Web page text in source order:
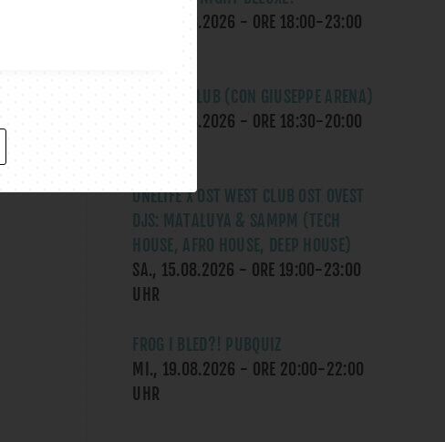
DO., 13.08.2026 - ORE 18:00-23:00
YOGA AL CLUB (CON GIUSEPPE ARENA)
DO., 13.08.2026 - ORE 18:30-20:00
ONELIFE X OST WEST CLUB OST OVEST
DJS: MATALUYA & SAMPM (TECH
HOUSE, AFRO HOUSE, DEEP HOUSE)
SA., 15.08.2026 - ORE 19:00-23:00
UHR
FROG I BLED?! PUBQUIZ
MI., 19.08.2026 - ORE 20:00-22:00
UHR